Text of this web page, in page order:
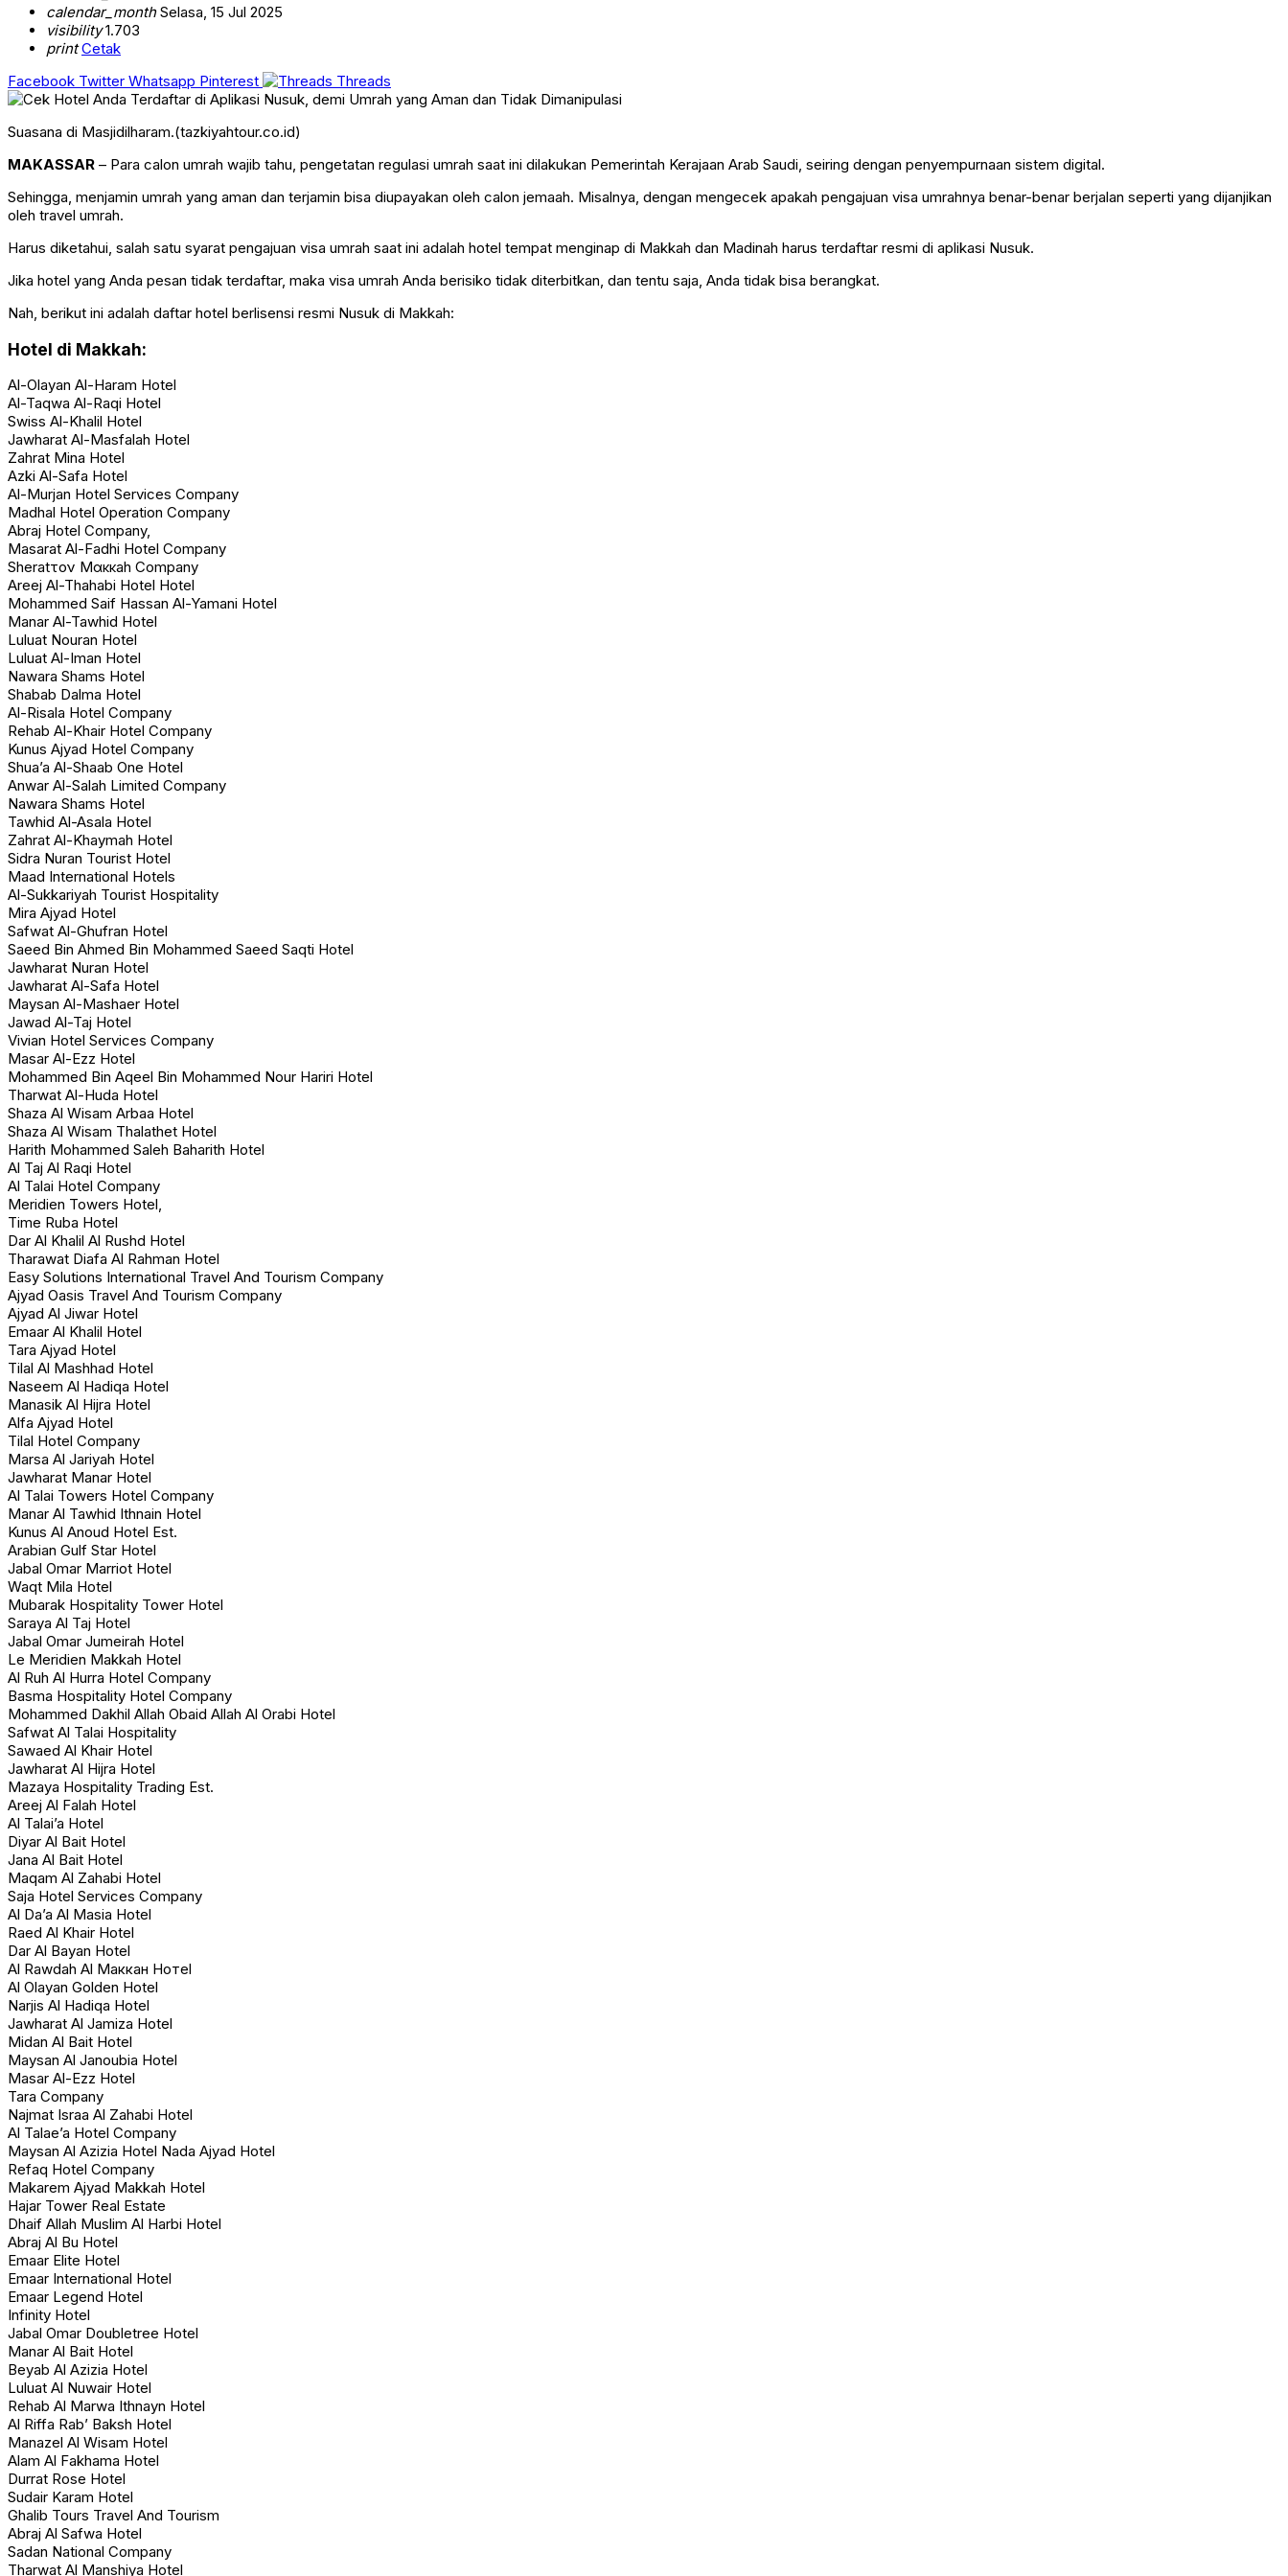
calendar_monthSelasa, 15 Jul 2025
visibility1.703
print Cetak
Facebook Twitter Whatsapp Pinterest Threads
Suasana di Masjidilharam.(tazkiyahtour.co.id)
MAKASSAR – Para calon umrah wajib tahu, pengetatan regulasi umrah saat ini dilakukan Pemerintah Kerajaan Arab Saudi, seiring dengan penyempurnaan sistem digital.
Sehingga, menjamin umrah yang aman dan terjamin bisa diupayakan oleh calon jemaah. Misalnya, dengan mengecek apakah pengajuan visa umrahnya benar-benar berjalan seperti yang dijanjikan
oleh travel umrah.
Harus diketahui, salah satu syarat pengajuan visa umrah saat ini adalah hotel tempat menginap di Makkah dan Madinah harus terdaftar resmi di aplikasi Nusuk.
Jika hotel yang Anda pesan tidak terdaftar, maka visa umrah Anda berisiko tidak diterbitkan, dan tentu saja, Anda tidak bisa berangkat.
Nah, berikut ini adalah daftar hotel berlisensi resmi Nusuk di Makkah:
Hotel di Makkah:
Al-Olayan Al-Haram Hotel
Al-Taqwa Al-Raqi Hotel
Swiss Al-Khalil Hotel
Jawharat Al-Masfalah Hotel
Zahrat Mina Hotel
Azki Al-Safa Hotel
Al-Murjan Hotel Services Company
Madhal Hotel Operation Company
Abraj Hotel Company,
Masarat Al-Fadhi Hotel Company
Sheratτον Μακκah Company
Areej Al-Thahabi Hotel Hotel
Mohammed Saif Hassan Al-Yamani Hotel
Manar Al-Tawhid Hotel
Luluat Nouran Hotel
Luluat Al-Iman Hotel
Nawara Shams Hotel
Shabab Dalma Hotel
Al-Risala Hotel Company
Rehab Al-Khair Hotel Company
Kunus Ajyad Hotel Company
Shua’a Al-Shaab One Hotel
Anwar Al-Salah Limited Company
Nawara Shams Hotel
Tawhid Al-Asala Hotel
Zahrat Al-Khaymah Hotel
Sidra Nuran Tourist Hotel
Maad International Hotels
Al-Sukkariyah Tourist Hospitality
Mira Ajyad Hotel
Safwat Al-Ghufran Hotel
Saeed Bin Ahmed Bin Mohammed Saeed Saqti Hotel
Jawharat Nuran Hotel
Jawharat Al-Safa Hotel
Maysan Al-Mashaer Hotel
Jawad Al-Taj Hotel
Vivian Hotel Services Company
Masar Al-Ezz Hotel
Mohammed Bin Aqeel Bin Mohammed Nour Hariri Hotel
Tharwat Al-Huda Hotel
Shaza Al Wisam Arbaa Hotel
Shaza Al Wisam Thalathet Hotel
Harith Mohammed Saleh Baharith Hotel
Al Taj Al Raqi Hotel
Al Talai Hotel Company
Meridien Towers Hotel,
Time Ruba Hotel
Dar Al Khalil Al Rushd Hotel
Tharawat Diafa Al Rahman Hotel
Easy Solutions International Travel And Tourism Company
Ajyad Oasis Travel And Tourism Company
Ajyad Al Jiwar Hotel
Emaar Al Khalil Hotel
Tara Ajyad Hotel
Tilal Al Mashhad Hotel
Naseem Al Hadiqa Hotel
Manasik Al Hijra Hotel
Alfa Ajyad Hotel
Tilal Hotel Company
Marsa Al Jariyah Hotel
Jawharat Manar Hotel
Al Talai Towers Hotel Company
Manar Al Tawhid Ithnain Hotel
Kunus Al Anoud Hotel Est.
Arabian Gulf Star Hotel
Jabal Omar Marriot Hotel
Waqt Mila Hotel
Mubarak Hospitality Tower Hotel
Saraya Al Taj Hotel
Jabal Omar Jumeirah Hotel
Le Meridien Makkah Hotel
Al Ruh Al Hurra Hotel Company
Basma Hospitality Hotel Company
Mohammed Dakhil Allah Obaid Allah Al Orabi Hotel
Safwat Al Talai Hospitality
Sawaed Al Khair Hotel
Jawharat Al Hijra Hotel
Mazaya Hospitality Trading Est.
Areej Al Falah Hotel
Al Talai’a Hotel
Diyar Al Bait Hotel
Jana Al Bait Hotel
Maqam Al Zahabi Hotel
Saja Hotel Services Company
Al Da’a Al Masia Hotel
Raed Al Khair Hotel
Dar Al Bayan Hotel
Al Rawdah Al Mаккан Нотel
Al Olayan Golden Hotel
Narjis Al Hadiqa Hotel
Jawharat Al Jamiza Hotel
Midan Al Bait Hotel
Maysan Al Janoubia Hotel
Masar Al-Ezz Hotel
Tara Company
Najmat Israa Al Zahabi Hotel
Al Talae’a Hotel Company
Maysan Al Azizia Hotel Nada Ajyad Hotel
Refaq Hotel Company
Makarem Ajyad Makkah Hotel
Hajar Tower Real Estate
Dhaif Allah Muslim Al Harbi Hotel
Abraj Al Bu Hotel
Emaar Elite Hotel
Emaar International Hotel
Emaar Legend Hotel
Infinity Hotel
Jabal Omar Doubletree Hotel
Manar Al Bait Hotel
Beyab Al Azizia Hotel
Luluat Al Nuwair Hotel
Rehab Al Marwa Ithnayn Hotel
Al Riffa Rab’ Baksh Hotel
Manazel Al Wisam Hotel
Alam Al Fakhama Hotel
Durrat Rose Hotel
Sudair Karam Hotel
Ghalib Tours Travel And Tourism
Abraj Al Safwa Hotel
Sadan National Company
Tharwat Al Manshiya Hotel